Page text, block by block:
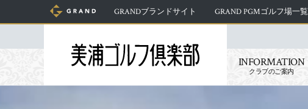
GRANDブランドサイト GRAND PGMゴルフ場一覧
INFORMATION
クラブのご案内